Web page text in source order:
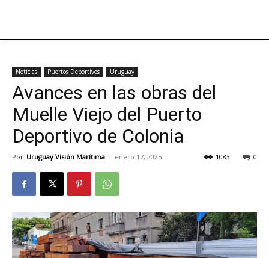
Noticias Puertos Deportivos Uruguay
Avances en las obras del
Muelle Viejo del Puerto
Deportivo de Colonia
Por Uruguay Visión Marítima - enero 17, 2025 0
1083